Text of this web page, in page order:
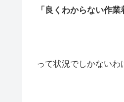
「良くわからない作
って状況でしかないわ